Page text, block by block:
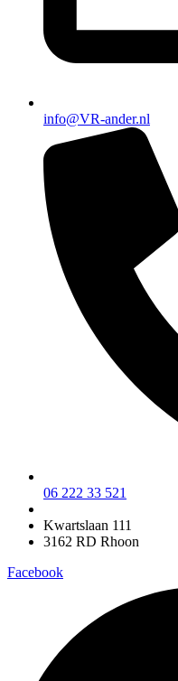
info@VR-ander.nl
06 222 33 521
Kwartslaan 111
3162 RD Rhoon
Facebook